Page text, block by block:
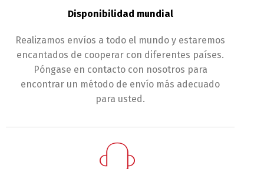
Disponibilidad mundial
Realizamos envíos a todo el mundo y estaremos
encantados de cooperar con diferentes países.
Póngase en contacto con nosotros para
encontrar un método de envío más adecuado
para usted.